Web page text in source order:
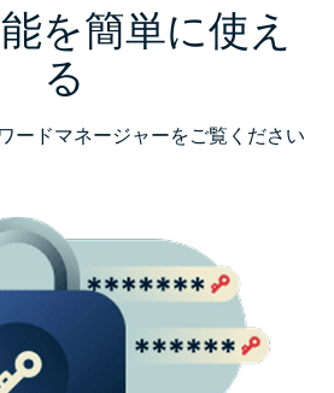
を簡単に使え
る
ードマネージャーをご覧ください